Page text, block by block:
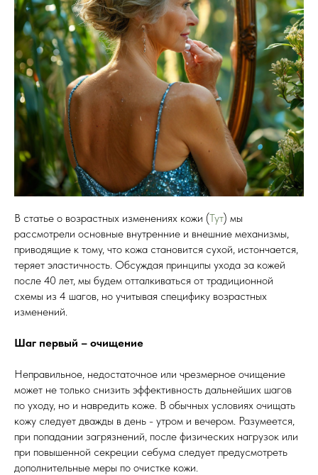
В статье о возрастных изменениях кожи (Тут) мы
рассмотрели основные внутренние и внешние механизмы,
приводящие к тому, что кожа становится сухой, истончается,
теряет эластичность. Обсуждая принципы ухода за кожей
после 40 лет, мы будем отталкиваться от традиционной
схемы из 4 шагов, но учитывая специфику возрастных
изменений.
Шаг первый – очищение
Неправильное, недостаточное или чрезмерное очищение
может не только снизить эффективность дальнейших шагов
по уходу, но и навредить коже. В обычных условиях очищать
кожу следует дважды в день - утром и вечером. Разумеется,
при попадании загрязнений, после физических нагрузок или
при повышенной секреции себума следует предусмотреть
дополнительные меры по очистке кожи.